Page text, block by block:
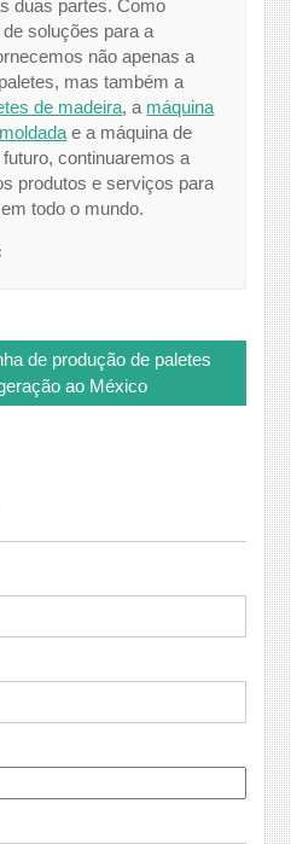
duas partes. Como
soluções para a
não apenas a
mas também a
de madeira, a máquina
e a máquina de
continuaremos a
produtos e serviços para
todo o mundo.
de produção de paletes
ao México